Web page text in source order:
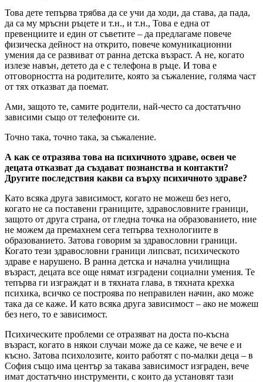
Това дете тепърва трябва да се учи да ходи, да става, да пада,
да са му мръсни ръцете и т.н., и т.н., Това е една от
превенциите и един от съветите – да предлагаме повече
физическа дейност на открито, повече комуникационни
умения да се развиват от ранна детска възраст. А не, когато
излезе навън, детето да е с телефона в ръце. И това е
отговорността на родителите, която за съжаление, голяма част
от тях отказват да поемат.
Ами, защото те, самите родители, най-често са достатъчно
зависими също от телефоните си.
Точно така, точно така, за съжаление.
А как се отразява това на психичното здраве, освен че
децата отказват да създават познанства и контакти?
Другите последствия какви са върху психичното здраве?
Като всяка друга зависимост, когато не можеш без него,
когато не са поставени границите, здравословните граници,
защото от друга страна, от гледна точка на образованието, ние
не можем да премахнем сега тепърва технологиите в
образованието. Затова говорим за здравословни граници.
Когато тези здравословни граници липсват, психическото
здраве е нарушено. В ранна детска и начална училищна
възраст, децата все още нямат изградени социални умения. Те
тепърва ги изграждат и в тяхната глава, в тяхната крехка
психика, всичко се построява по неправилен начин, ако може
така да се каже. И като всяка друга зависимост – ако не можеш
без него, то е зависимост.
Психическите проблеми се отразяват на доста по-късна
възраст, когато в някои случаи може да се каже, че вече е и
късно. Затова психолозите, които работят с по-малки деца – в
София също има център за такава зависимост изграден, вече
имат достатъчно инструменти, с които да установят тази